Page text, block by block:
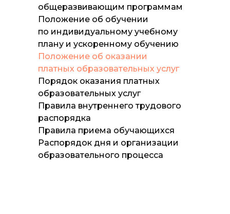
общеразвивающим программам
Положение об обучении
по индивидуальному учебному
плану и ускоренному обучению
Положение об оказании
платных образовательных услуг
Порядок оказания платных
образовательных услуг
Правила внутреннего трудового
распорядка
Правила приема обучающихся
Распорядок дня и организации
образовательного процесса